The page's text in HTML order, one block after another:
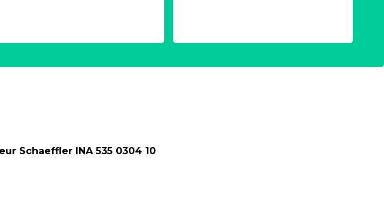
Schaeffler INA 535 0304 10